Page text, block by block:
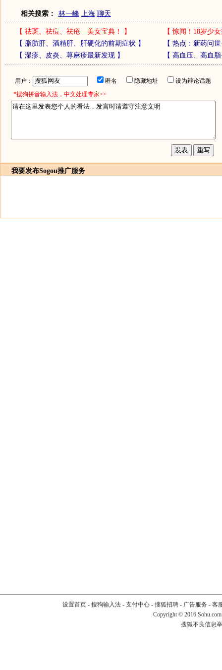
相关搜索： 林一峰 上海 聊天
【 祛斑、祛痘、祛疮—美女宝典！ 】 【惊闻！18岁少
【 脂肪肝、酒精肝、肝硬化的前期症状 】 【 热点：新药问
【 湿疹、皮炎、荨麻疹最新发现】 【 高血压、高血
用户： 匿名 隐藏地址
设为辩论话题
*搜狗拼音输入法，中文处理专家>>
我要发布Sogou推广服务
设置首页- 搜狗输入法- 支付中心- 搜狐招聘- 广告服务 - 客
Copyright © 2016
搜狐不良信息